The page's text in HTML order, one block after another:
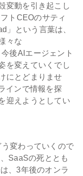
変動を引き起こし
トCEOのサティ
」という言葉は、
々な
後AIエージェント
を変えていくでし
にとどまりませ
インで情報を探
迎えようとしてい
変わっていくので
SaaSの死ととも
、3年後のオンラ